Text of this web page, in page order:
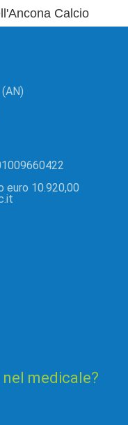
Calcio
10.920,00
medicale?